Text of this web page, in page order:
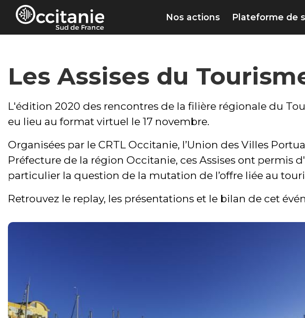
Panneau de gestion des cookies
Nos actions Plateforme de
Les Assises du
L'édition 2020 des rencontres de la filière régionale du
eu lieu au format virtuel le 17 novembre.
Organisées par le CRTL Occitanie, l’Union des Villes
Préfecture de la région Occitanie, ces Assises ont permis
particulier la question de la mutation de l’offre liée au
Retrouvez le replay, les présentations et le bilan de cet